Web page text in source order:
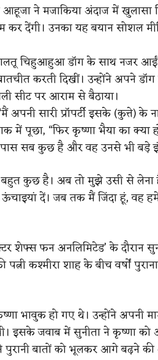
आहूजा ने मजाकिया अंदाज में खुलासा
देंगी। उनका यह बयान सोशल
चिहुआहुआ डॉग के साथ नजर
करती दिखीं। उन्होंने अपने
सीट पर आराम से बैठाया।
सारी प्रॉपर्टी इसके (कुत्ते) के
में पूछा, “फिर कृष्णा भैया का क्या
सब कुछ है और वह उनसे भी बड़े
बहुत कुछ है। अब तो मुझे उसी से लेना
दें। जब तक मैं जिंदा हूं, वह
शेफ्स फन अनलिमिटेड’ के दौरान
कश्मीरा शाह के बीच वर्षों पुराना
भावुक हो गए थे। उन्होंने अपनी
इसके जवाब में सुनीता ने कृष्णा को
बातों को भूलकर आगे बढ़ने